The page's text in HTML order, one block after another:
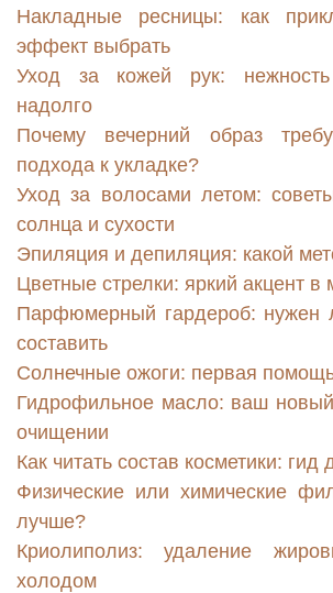
Накладные ресницы: как
эффект выбрать
Уход за кожей рук:
надолго
Почему вечерний образ
подхода к укладке?
Уход за волосами летом:
солнца и сухости
Эпиляция и депиляция: какой
Цветные стрелки: яркий акцент в
Парфюмерный гардероб: нужен
составить
Солнечные ожоги: первая
Гидрофильное масло: ваш
очищении
Как читать состав косметики: гид
Физические или химические
лучше?
Криолиполиз: удаление
холодом